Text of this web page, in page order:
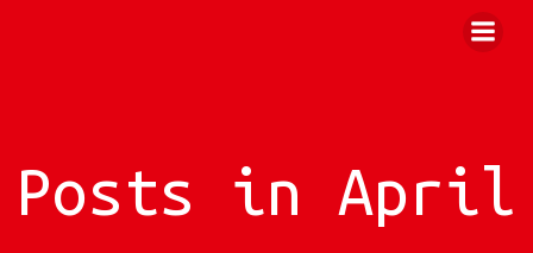
Posts in April